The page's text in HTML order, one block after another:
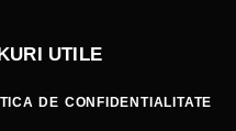
UTILE
DE CONFIDENTIALITATE